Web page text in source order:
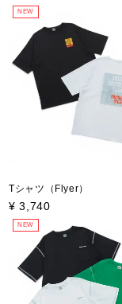
NEW
Tシャツ（Flyer）
¥ 3,740
NEW